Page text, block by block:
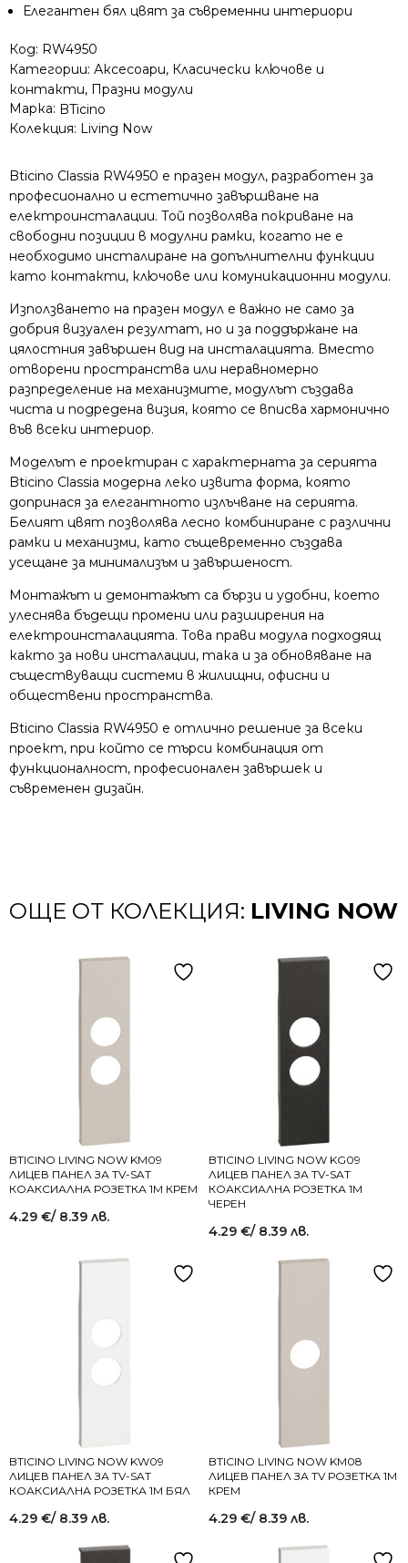
Елегантен бял цвят за съвременни интериори
Код: RW4950
Категории: Аксесоари, Класически ключове и
контакти, Празни модули
Марка: BTicino
Колекция: Living Now
Bticino Classia RW4950 е празен модул, разработен за
професионално и естетично завършване на
електроинсталации. Той позволява покриване на
свободни позиции в модулни рамки, когато не е
необходимо инсталиране на допълнителни функции
като контакти, ключове или комуникационни модули.
Използването на празен модул е важно не само за
добрия визуален резултат, но и за поддържане на
цялостния завършен вид на инсталацията. Вместо
отворени пространства или неравномерно
разпределение на механизмите, модулът създава
чиста и подредена визия, която се вписва хармонично
във всеки интериор.
Моделът е проектиран с характерната за серията
Bticino Classia модерна леко извита форма, която
допринася за елегантното излъчване на серията.
Белият цвят позволява лесно комбиниране с различни
рамки и механизми, като същевременно създава
усещане за минимализъм и завършеност.
Монтажът и демонтажът са бързи и удобни, което
улеснява бъдещи промени или разширения на
електроинсталацията. Това прави модула подходящ
както за нови инсталации, така и за обновяване на
съществуващи системи в жилищни, офисни и
обществени пространства.
Bticino Classia RW4950 е отлично решение за всеки
проект, при който се търси комбинация от
функционалност, професионален завършек и
съвременен дизайн.
ОЩЕ ОТ КОЛЕКЦИЯ: LIVING NOW
BTICINO LIVING NOW KM09
ЛИЦЕВ ПАНЕЛ ЗА TV-SAT
КОАКСИАЛНА РОЗЕТКА 1M КРЕМ
4.29 €/ 8.39 лв.
BTICINO LIVING NOW KG09
ЛИЦЕВ ПАНЕЛ ЗА TV-SAT
КОАКСИАЛНА РОЗЕТКА 1M
ЧЕРЕН
4.29 €/ 8.39 лв.
BTICINO LIVING NOW KW09
ЛИЦЕВ ПАНЕЛ ЗА TV-SAT
КОАКСИАЛНА РОЗЕТКА 1M БЯЛ
4.29 €/ 8.39 лв.
BTICINO LIVING NOW KM08
ЛИЦЕВ ПАНЕЛ ЗА TV РОЗЕТКА 1M
КРЕМ
4.29 €/ 8.39 лв.